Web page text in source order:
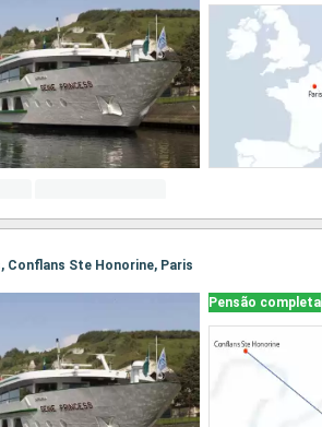
Conflans Ste Honorine, Paris
Pensão completa